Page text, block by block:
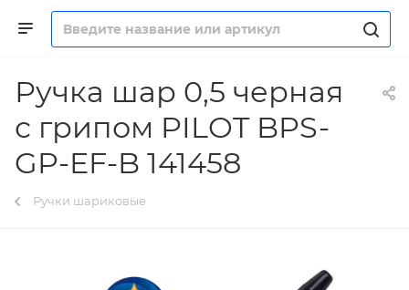
Ручка шар 0,5 черная
с грипом PILOT BPS-
GP-EF-B 141458
Ручки шариковые